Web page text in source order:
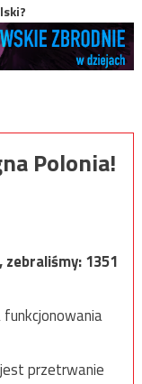
Polonia!
zebraliśmy:1351
przetrwanie